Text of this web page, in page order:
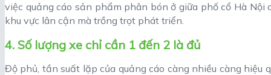
việc quảng cáo sản phẩm phân bón ở giữa phố cổ Hà
khu vực lân cận mà trồng trọt phát triển.
4. Số lượng xe chỉ cần 1 đến 2 là đủ
Độ phủ, tần suất lặp của quảng cáo càng nhiều càng hiệu